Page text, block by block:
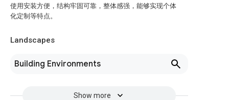
使用安装方便，结构牢固可靠，整体感强，能够实现个体
化定制等特点。
Landscapes
Building Environments
Show more